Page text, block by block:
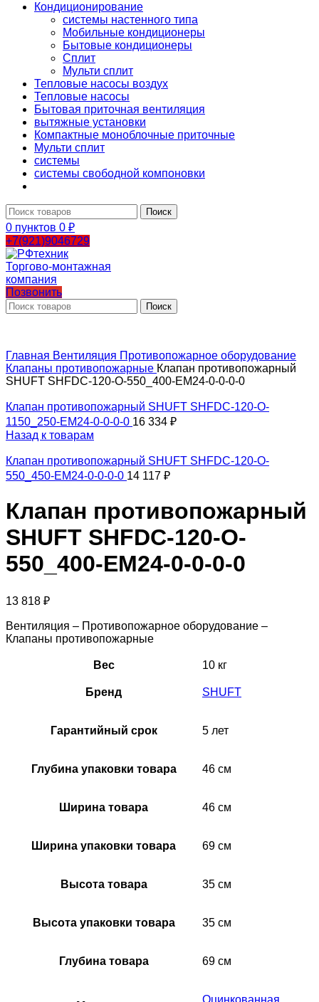
Кондиционирование
системы настенного типа
Мобильные кондиционеры
Бытовые кондиционеры
Сплит
Мульти сплит
Тепловые насосы воздух
Тепловые насосы
Бытовая приточная вентиляция
вытяжные установки
Компактные моноблочные приточные
Мульти сплит
системы
системы свободной компоновки
Поиск
0 пунктов 0 ₽
+7(921)9046729
Позвонить
Поиск
Главная Вентиляция Противопожарное оборудование
Клапаны противопожарные Клапан противопожарный
SHUFT SHFDC-120-O-550_400-EM24-0-0-0-0
Клапан противопожарный SHUFT SHFDC-120-O-
1150_250-EM24-0-0-0-0 16 334 ₽
Назад к товарам
Клапан противопожарный SHUFT SHFDC-120-O-
550_450-EM24-0-0-0-0 14 117 ₽
Клапан противопожарный
SHUFT SHFDC-120-O-
550_400-EM24-0-0-0-0
13 818 ₽
Вентиляция – Противопожарное оборудование –
Клапаны противопожарные
Вес 10 кг
Бренд SHUFT
Гарантийный срок 5 лет
Глубина упаковки товара 46 см
Ширина товара 46 см
Ширина упаковки товара 69 см
Высота товара 35 см
Высота упаковки товара 35 см
Глубина товара 69 см
Оцинкованная